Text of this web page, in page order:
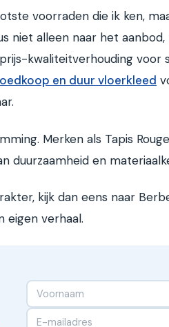
voorraden die ik ken,
niet alleen naar het aanbod,
kwaliteitverhouding voor
en duur vloerkleed
Merken als Tapis
duurzaamheid en
kijk dan eens naar
eigen verhaal.